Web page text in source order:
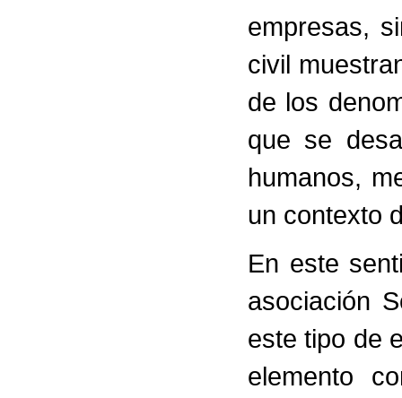
empresas,
civil
de los
que se
humanos,
un contexto
En este
asociación
este tipo de
elemento